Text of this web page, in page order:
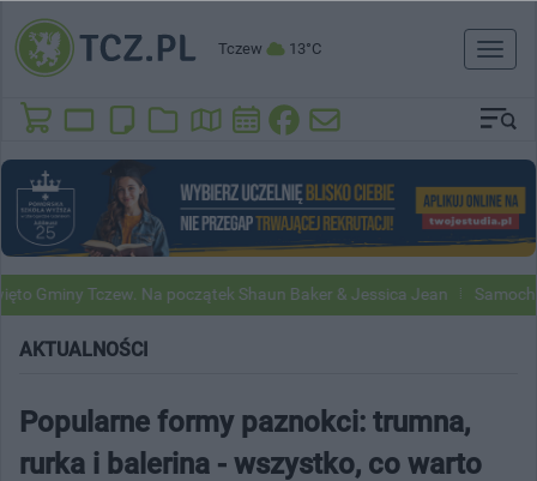
Tczew 13°C
Toggle
Tczew. Na początek Shaun Baker & Jessica Jean Samochody
AKTUALNOŚCI
Popularne formy paznokci: trumna,
rurka i balerina - wszystko, co warto